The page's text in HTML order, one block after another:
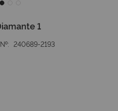
1
№ 240689-2193